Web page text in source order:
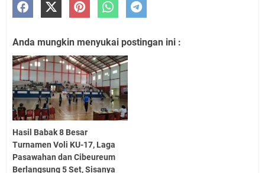
Anda mungkin menyukai postingan ini :
Hasil Babak 8 Besar
Turnamen Voli KU-17, Laga
Pasawahan dan Cibeureum
Berlangsung 5 Set, Sisanya